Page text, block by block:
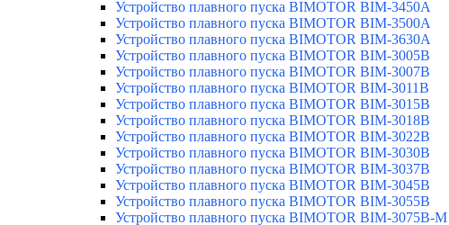
Устройство плавного пуска BIMOTOR BIM-3450A
Устройство плавного пуска BIMOTOR BIM-3500A
Устройство плавного пуска BIMOTOR BIM-3630A
Устройство плавного пуска BIMOTOR BIM-3005B
Устройство плавного пуска BIMOTOR BIM-3007B
Устройство плавного пуска BIMOTOR BIM-3011B
Устройство плавного пуска BIMOTOR BIM-3015B
Устройство плавного пуска BIMOTOR BIM-3018B
Устройство плавного пуска BIMOTOR BIM-3022B
Устройство плавного пуска BIMOTOR BIM-3030B
Устройство плавного пуска BIMOTOR BIM-3037B
Устройство плавного пуска BIMOTOR BIM-3045B
Устройство плавного пуска BIMOTOR BIM-3055B
Устройство плавного пуска BIMOTOR BIM-3075B-M